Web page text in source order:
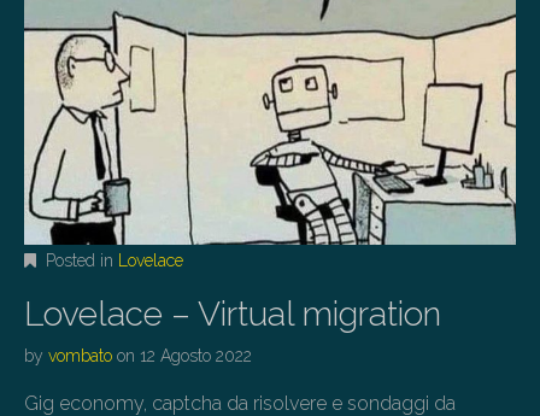
Posted in Lovelace
Lovelace – Virtual migration
by vombato on 12 Agosto 2022
Gig economy, captcha da risolvere e sondaggi da